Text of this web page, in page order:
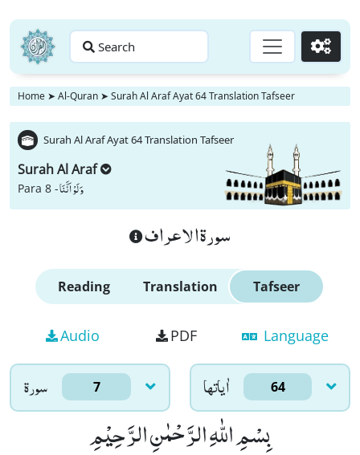
Search Go
Home ➤ Al-Quran ➤ Surah Al Araf Ayat 64 Translation Tafseer
Surah Al Araf Ayat 64 Translation Tafseer
Surah Al Araf
Para 8 -وَ لَوْ اَنَّنَا
سورة الاعراف
Reading Translation Tafseer
Audio PDF Language
سورۃ 7 اٰياتها 64
بِسْمِ اللّٰهِ الرَّحْمٰنِ الرَّحِیْمِ